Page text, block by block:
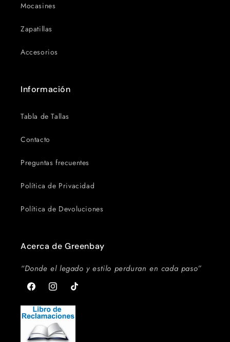
Mocasines
Zapatillas
Accesorios
Información
Tabla de Tallas
Contacto
Preguntas frecuentes
Política de Privacidad
Política de Devoluciones
Acerca de Greenbay
“Donde el legado y estilo perduran en cada paso”
FacebookInstagramTikTok